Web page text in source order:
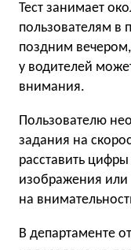
Тест занимает
пользователям
поздним
у водителей
внимания.
Пользователю
задания на
расставить
изображения
на
В департаменте